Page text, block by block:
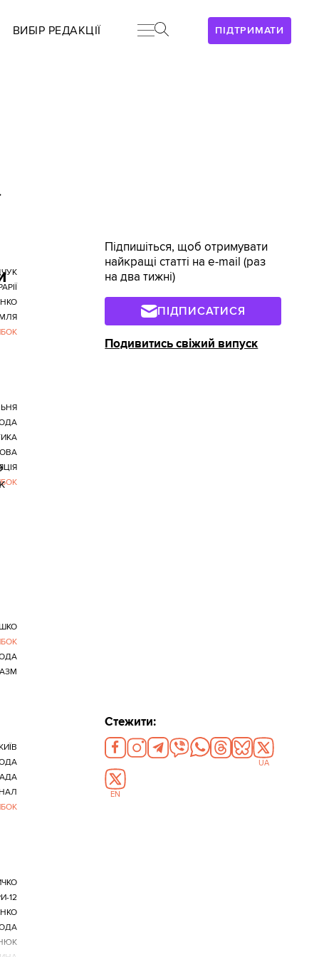
ПІДТРИМАТИ
ВИБІР РЕДАКЦІЇ
Підпишіться, щоб отримувати
найкращі статті на e-mail (раз
на два тижні)
ПІДПИСАТИСЯ
Подивитись свіжий випуск
КИЇВ
Стежити:
UA
EN
12